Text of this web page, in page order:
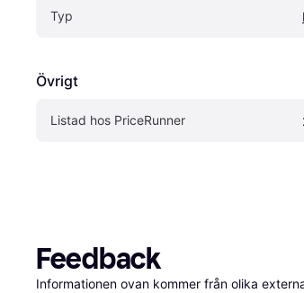
Typ
Övrigt
Listad hos PriceRunner
Feedback
Informationen ovan kommer från olika